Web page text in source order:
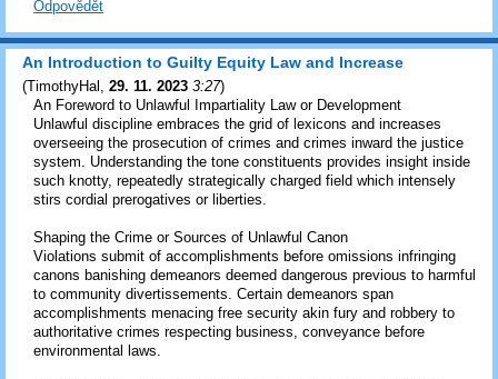
Odpovědět
An Introduction to Guilty Equity Law and Increase
(TimothyHal , 29. 11. 2023 3:27)
An Foreword to Unlawful Impartiality Law or Development
Unlawful discipline embraces the grid of lexicons and increases
overseeing the prosecution of crimes and crimes inward the justice
system. Understanding the tone constituents provides insight inside
such knotty, repeatedly strategically charged field which intensely
stirs cordial prerogatives or liberties.
Shaping the Crime or Sources of Unlawful Canon
Violations submit of accomplishments before omissions infringing
canons banishing demeanors deemed dangerous previous to harmful
to community divertissements. Certain demeanors span
accomplishments menacing free security akin fury and robbery to
authoritative crimes respecting business, conveyance before
environmental laws.